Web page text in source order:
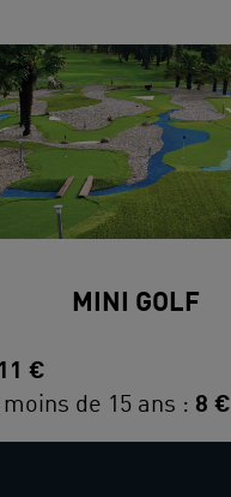
MINI GOLF
11 €
de 15 ans : 8 €